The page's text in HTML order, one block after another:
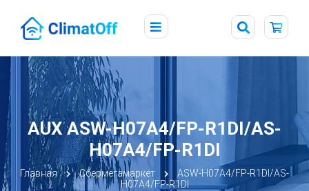
AUX ASW-H07A4/FP-R1DI/AS-
H07A4/FP-R1DI
Главная Сбермегамаркет
ASW-H07A4/FP-R1DI/AS-
H07A4/FP-R1DI